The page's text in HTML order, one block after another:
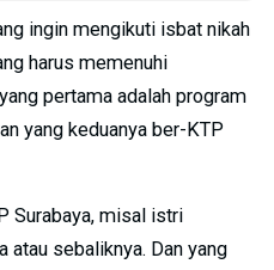
ingin mengikuti isbat nikah
harus memenuhi
pertama adalah program
yang keduanya ber-KTP
Surabaya, misal istri
atau sebaliknya. Dan yang